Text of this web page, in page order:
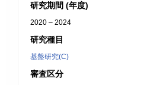
研究期間 (年度)
2020 – 2024
研究種目
基盤研究(C)
審査区分